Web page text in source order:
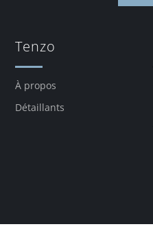
Tenzo
À propos
Détaillants